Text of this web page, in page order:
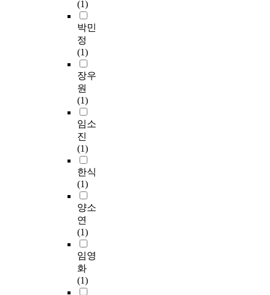
(1)
박민
정
(1)
장우
원
(1)
임소
진
(1)
한식
(1)
양소
연
(1)
임영
화
(1)